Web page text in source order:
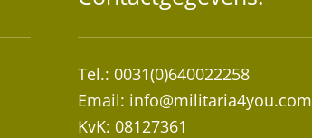
Tel.: 0031(0)640022258
Email: info@militaria4you.com
KvK: 08127361